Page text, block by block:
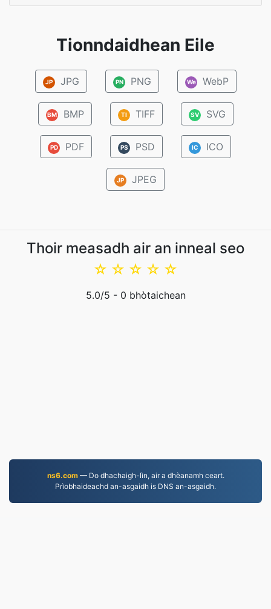
Tionndaidhean Eile
JP JPG PN PNG We WebP
BM BMP TI TIFF SV SVG
PD PDF PS PSD IC ICO
JP JPEG
Thoir measadh air an inneal seo
☆
☆
☆
☆
☆
5.0/5 - 0 bhòtaichean
ns6.com— Do dhachaigh-lìn, air a dhèanamh ceart.
Prìobhaideachd an-asgaidh is DNS an-asgaidh.